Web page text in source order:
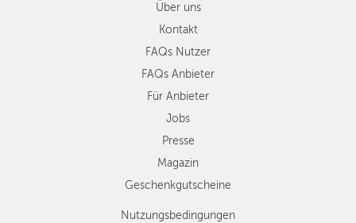
Über uns
Kontakt
FAQs Nutzer
FAQs Anbieter
Für Anbieter
Jobs
Presse
Magazin
Geschenkgutscheine
Nutzungsbedingungen